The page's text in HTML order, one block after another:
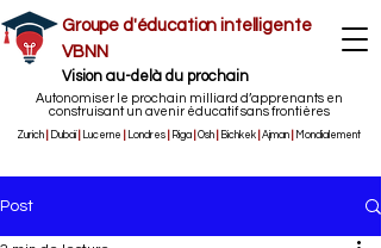
Groupe d'éducation intelligente
VBNN
Vision au-delà du prochain
Autonomiser le prochain milliard d’apprenants en
construisant un avenir éducatif sans frontières
Zurich Dubaï Lucerne Londres Riga Osh Bichkek Ajman Mondialement
Post